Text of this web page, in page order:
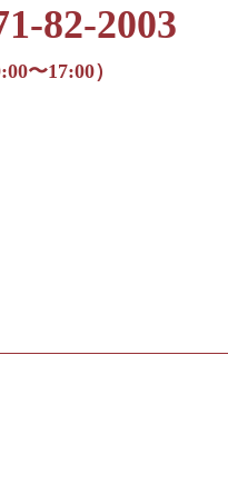
82-2003
〜17:00）